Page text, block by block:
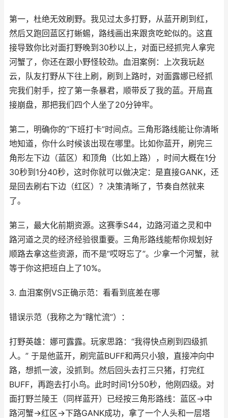
第一，杜绝无效刷野。我见过太多打野，从蓝开刷到红，
然后又跑回蓝区打蜥蜴，路线画出来跟贪吃蛇似的。这直
接导致你比对面打野晚到30秒以上，对面已经抓完人拿完
河蟹了，你还在跟小野怪较劲。血泪案例：上次我玩赵
云，队友打野从下往上刷，刷到上路时，对面露娜已经抓
完我们射手，控了第一条暴君，顺带反了我的蓝。开局直
接崩盘，那把我们四个人坐了20分钟牢。
第二，明确你的“下班打卡”时间点。三角形路线能让你清晰
地知道，你什么时候该出现在哪里。比如你蓝开，刷完三
角形左下边（蓝区）和顶角（比如上路），时间大概在1分
30秒到1分40秒，这时你就可以做决定：是直接GANK，还
是回去刷右下边（红区）？决策清晰了，节奏自然就来
了。
第三，最大化前期资源。这赛季S44，边路河道之灵和中
路河道之灵的经济经验很重要。三角形路线能帮你规划好
顺路去拿这些资源，而不是“哎呀忘了”。少拿一个河蟹，就
等于你这把班白上了10%。
3. 血泪案例VS正确示范：看看到底差在哪
错误示范（我称之为“瞎忙流”）：
打野英雄：娜可露露。玩家思路：“我得快点刷到四级抓
人。” 于是他蓝开，刷完蓝BUFF和两只小狼，直接冲向中
路，想抓一波，没抓到。然后回头去打三只猪，打完红
BUFF，再跑去打小鸟。此时时间1分50秒，他刚四级。对
面打野兰陵王（同样蓝开）已经按三角形路线：蓝区→中
路河蟹→红区→下路GANK成功，拿了一个人头和一层塔